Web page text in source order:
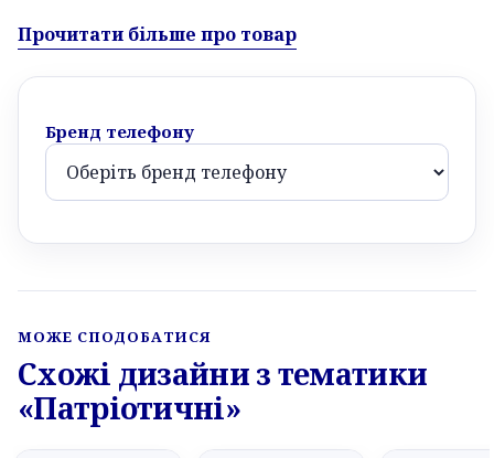
Прочитати більше про товар
Бренд телефону
МОЖЕ СПОДОБАТИСЯ
Схожі дизайни з тематики
«Патріотичні»